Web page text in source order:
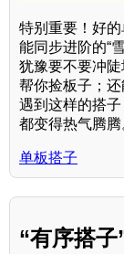
特别重要！好
能同步进阶的“
犹豫要不要冲陡
帮你捡板子；还
遇到这样的搭
都变得热气腾腾
单板搭子
“有序搭